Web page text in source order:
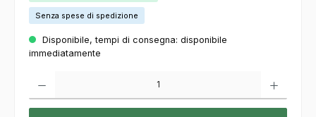
Senza spese di spedizione
Disponibile, tempi di consegna: disponibile
immediatamente